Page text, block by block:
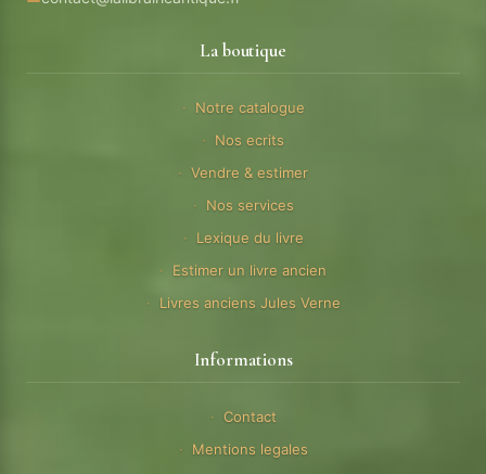
La boutique
Notre catalogue
Nos ecrits
Vendre & estimer
Nos services
Lexique du livre
Estimer un livre ancien
Livres anciens Jules Verne
Informations
Contact
Mentions legales